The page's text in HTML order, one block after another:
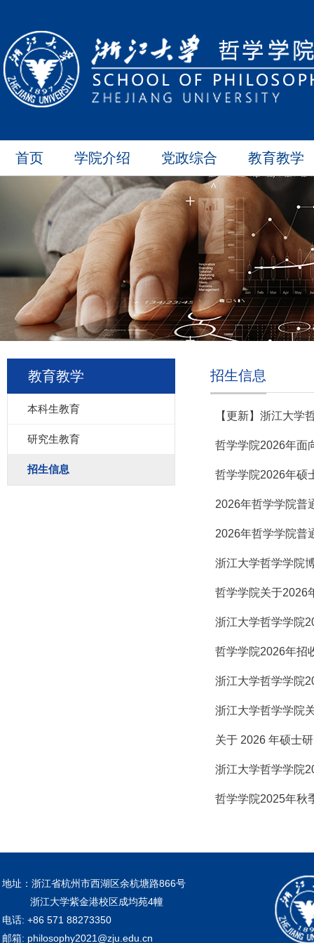
首页 学院介绍 党政综合 教育教学
教育教学
本科生教育
研究生教育
招生信息
招生信息
【更新】浙江大学
哲学学院2026年面
哲学学院2026年硕
2026年哲学学院普
2026年哲学学院普
浙江大学哲学学院
哲学学院关于2026
浙江大学哲学学院
哲学学院2026年招
浙江大学哲学学院
浙江大学哲学学院
关于 2026 年硕士
浙江大学哲学学院
哲学学院2025年秋
地址：浙江省杭州市西湖区余杭塘路866号
浙江大学紫金港校区成均苑4幢
电话: +86 571 88273350
邮箱: philosophy2021@zju.edu.cn